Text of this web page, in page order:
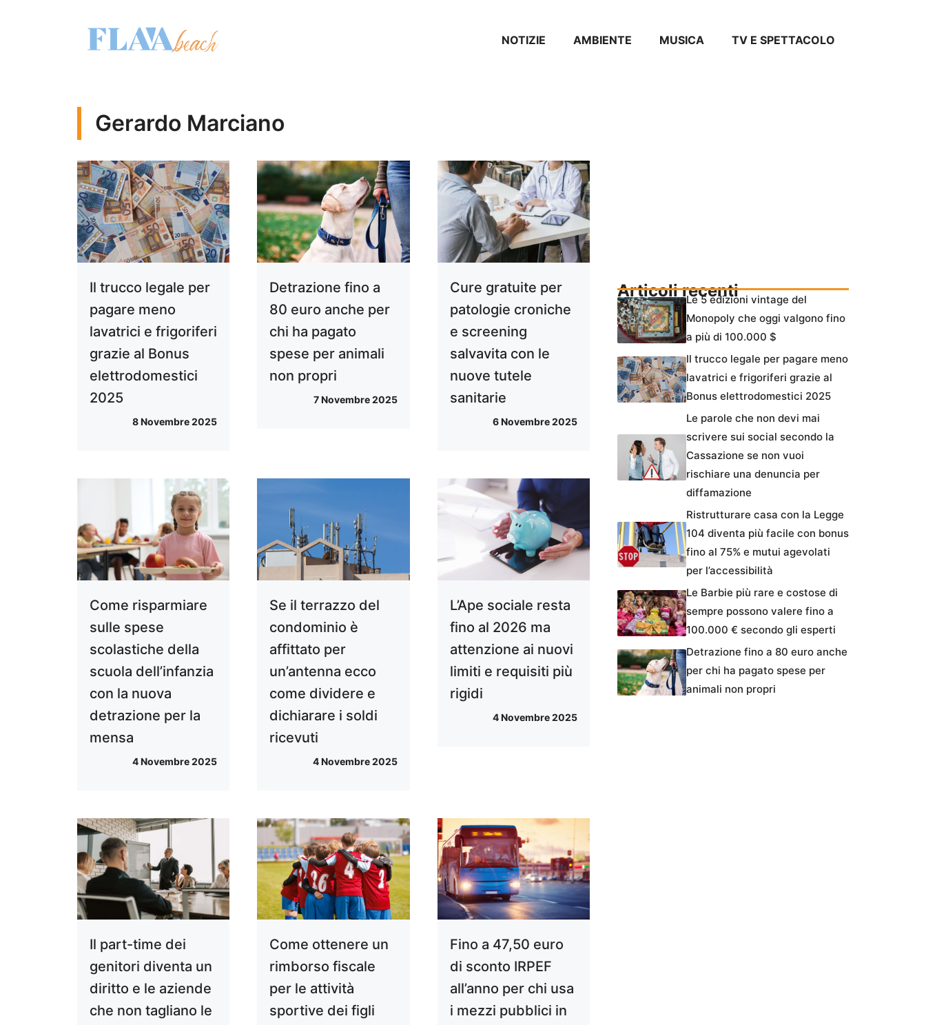
NOTIZIE AMBIENTE MUSICA TV E SPETTACOLO
Gerardo Marciano
Il trucco legale per
pagare meno
lavatrici e frigoriferi
grazie al Bonus
elettrodomestici
2025
8 Novembre 2025
Detrazione fino a
80 euro anche per
chi ha pagato
spese per animali
non propri
7 Novembre 2025
Cure gratuite per
patologie croniche
e screening
salvavita con le
nuove tutele
sanitarie
6 Novembre 2025
Come risparmiare
sulle spese
scolastiche della
scuola dell’infanzia
con la nuova
detrazione per la
mensa
4 Novembre 2025
Se il terrazzo del
condominio è
affittato per
un’antenna ecco
come dividere e
dichiarare i soldi
ricevuti
4 Novembre 2025
L’Ape sociale resta
fino al 2026 ma
attenzione ai nuovi
limiti e requisiti più
rigidi
4 Novembre 2025
Il part-time dei
genitori diventa un
diritto e le aziende
che non tagliano le
Come ottenere un
rimborso fiscale
per le attività
sportive dei figli
Fino a 47,50 euro
di sconto IRPEF
all’anno per chi usa
i mezzi pubblici in
Articoli recentiLe 5 edizioni vintage del
Monopoly che oggi valgono fino
a più di 100.000 $
Il trucco legale per pagare meno
lavatrici e frigoriferi grazie al
Bonus elettrodomestici 2025
Le parole che non devi mai
scrivere sui social secondo la
Cassazione se non vuoi
rischiare una denuncia per
diffamazione
Ristrutturare casa con la Legge
104 diventa più facile con bonus
fino al 75% e mutui agevolati
per l’accessibilità
Le Barbie più rare e costose di
sempre possono valere fino a
100.000 € secondo gli esperti
Detrazione fino a 80 euro anche
per chi ha pagato spese per
animali non propri